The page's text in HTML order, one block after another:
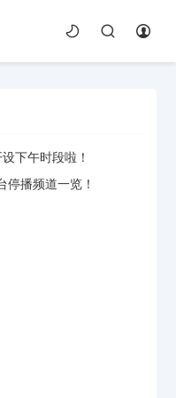
下午时段啦！
播频道一览！